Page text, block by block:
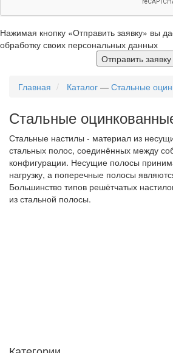
Нажимая кнопку «Отправить заявку» вы
обработку своих персональных данных
Отправить заявку
Главная Каталог — Стальные
Стальные
Стальные настилы - материал из
стальных полос, соединённых между
конфигурации. Несущие полосы
нагрузку, а поперечные полосы
Большинство типов решётчатых
из стальной полосы.